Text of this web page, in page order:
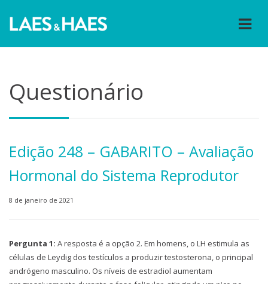
Questionário
Edição 248 – GABARITO – Avaliação
Hormonal do Sistema Reprodutor
8 de janeiro de 2021
Pergunta 1: A resposta é a opção 2. Em homens, o LH estimula as
células de Leydig dos testículos a produzir testosterona, o principal
andrógeno masculino. Os níveis de estradiol aumentam